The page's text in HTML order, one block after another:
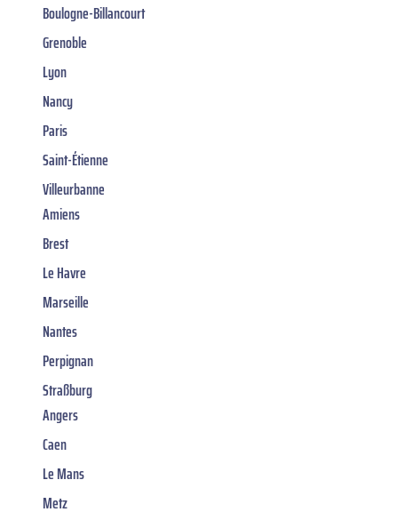
Boulogne-Billancourt
Grenoble
Lyon
Nancy
Paris
Saint-Étienne
Villeurbanne
Amiens
Brest
Le Havre
Marseille
Nantes
Perpignan
Straßburg
Angers
Caen
Le Mans
Metz